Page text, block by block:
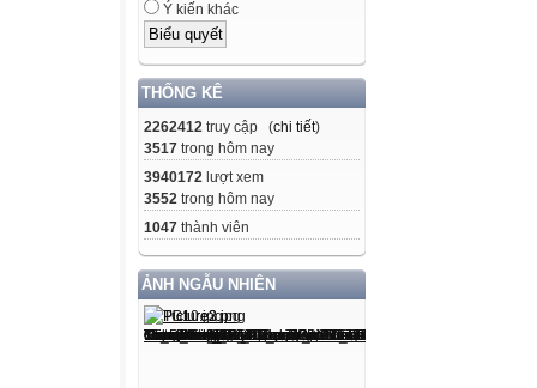
Ý kiến khác
THỐNG KÊ
2262412 truy cập (chi tiết)
3517 trong hôm nay
3940172 lượt xem
3552 trong hôm nay
1047 thành viên
ẢNH NGẪU NHIÊN